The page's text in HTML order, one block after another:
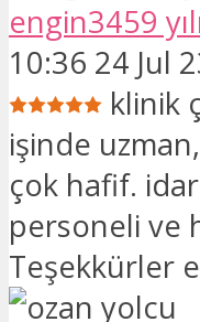
engin3459
10:36 24 Jul
klinik
işinde
çok hafif.
personeli ve
Teşekkürler